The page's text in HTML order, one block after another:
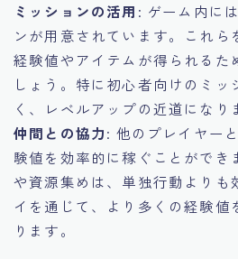
ミッションの活用 : ゲーム内に
ンが用意されています。これら
経験値やアイテムが得られるた
しょう。特に初心者向けのミッ
く、レベルアップの近道になり
仲間との協力: 他のプレイヤー
験値を効率的に稼ぐことができ
や資源集めは、単独行動よりも
イを通じて、より多くの経験値
ります。